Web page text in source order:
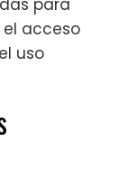
para
acceso
uso